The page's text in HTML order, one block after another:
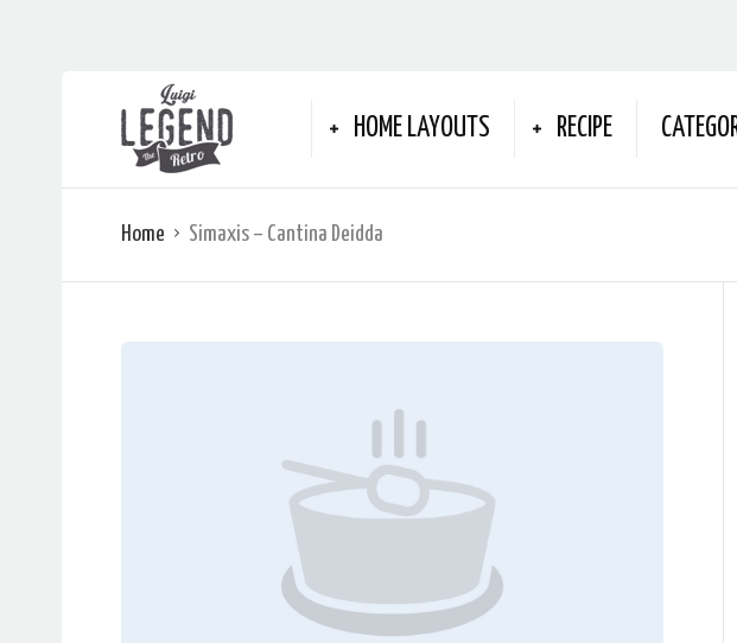
HOME LAYOUTS RECIPE
Home Simaxis – Cantina Deidda